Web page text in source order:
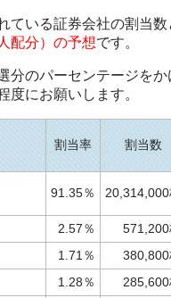
ている証券会社の割当数
配分）の予想です。
分のパーセンテージを
度にお願いします。
割当率 割当数
91.35％
2.57％
1.71％
1.28％